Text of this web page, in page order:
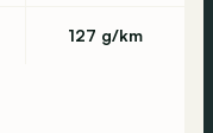
127 g/km